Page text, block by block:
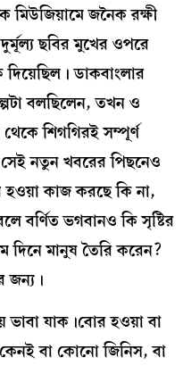
মিউজিয়ামে জনৈক রক্ষী
ছবির মুখের ওপরে
ডাকবাংলার
বলছিলেন, তখন ও
শিগগিরই সম্পূর্ণ
নতুন খবরের পিছনেও
হওয়া কাজ করছে কি না,
বর্ণিত ভগবানও কি সৃষ্টির
দিনে মানুষ তৈরি করেন?
জন্য।
ভাবা যাক।বোর হওয়া বা
বা কোনো জিনিস, বা